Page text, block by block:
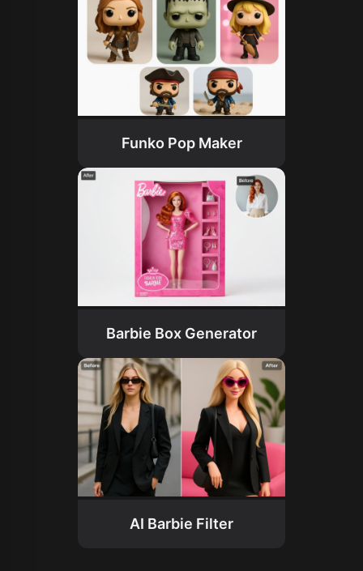
Funko Pop Maker
Barbie Box Generator
AI Barbie Filter